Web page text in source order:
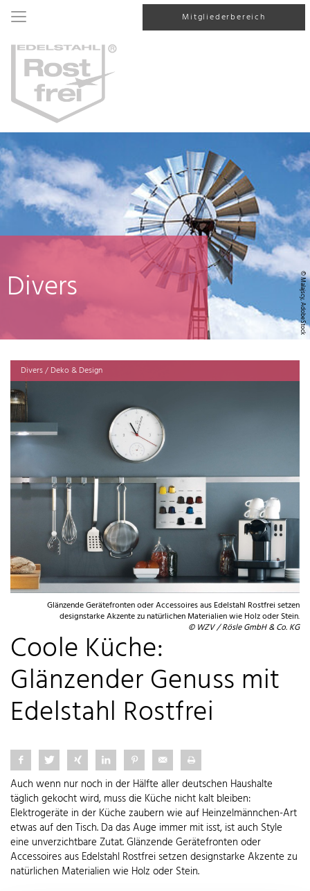
Mitgliederbereich
© Malajscy, AdobeStock
Divers
Divers / Deko & Design
Glänzende Gerätefronten oder Accessoires aus Edelstahl Rostfrei setzen
designstarke Akzente zu natürlichen Materialien wie Holz oder Stein.
© WZV / Rösle GmbH & Co. KG
Coole Küche:
Glänzender Genuss mit
Edelstahl Rostfrei
Auch wenn nur noch in der Hälfte aller deutschen Haushalte
täglich gekocht wird, muss die Küche nicht kalt bleiben:
Elektrogeräte in der Küche zaubern wie auf Heinzelmännchen-Art
etwas auf den Tisch. Da das Auge immer mit isst, ist auch Style
eine unverzichtbare Zutat. Glänzende Gerätefronten oder
Accessoires aus Edelstahl Rostfrei setzen designstarke Akzente zu
natürlichen Materialien wie Holz oder Stein.